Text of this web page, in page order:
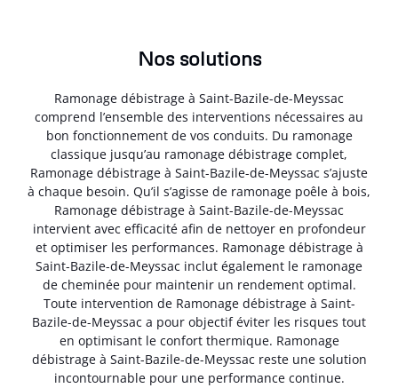
Nos solutions
Ramonage débistrage à Saint-Bazile-de-Meyssac
comprend l’ensemble des interventions nécessaires au
bon fonctionnement de vos conduits. Du ramonage
classique jusqu’au ramonage débistrage complet,
Ramonage débistrage à Saint-Bazile-de-Meyssac s’ajuste
à chaque besoin. Qu’il s’agisse de ramonage poêle à bois,
Ramonage débistrage à Saint-Bazile-de-Meyssac
intervient avec efficacité afin de nettoyer en profondeur
et optimiser les performances. Ramonage débistrage à
Saint-Bazile-de-Meyssac inclut également le ramonage
de cheminée pour maintenir un rendement optimal.
Toute intervention de Ramonage débistrage à Saint-
Bazile-de-Meyssac a pour objectif éviter les risques tout
en optimisant le confort thermique. Ramonage
débistrage à Saint-Bazile-de-Meyssac reste une solution
incontournable pour une performance continue.